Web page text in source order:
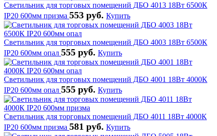
Светильник для торговых помещений ДБО 4013 18Вт 6500К
IP20 600мм призма 553 руб. Купить
Светильник для торговых помещений ДБО 4003 18Вт 6500К
IP20 600мм опал 555 руб. Купить
Светильник для торговых помещений ДБО 4001 18Вт 4000К
IP20 600мм опал 555 руб. Купить
Светильник для торговых помещений ДБО 4011 18Вт 4000К
IP20 600мм призма 581 руб. Купить